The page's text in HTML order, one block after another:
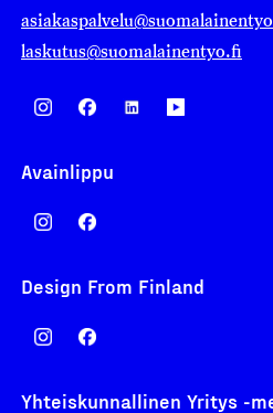
laskutus@suomalainentyo.fi
Avainlippu
Design From Finland
Yhteiskunnallinen Yritys -